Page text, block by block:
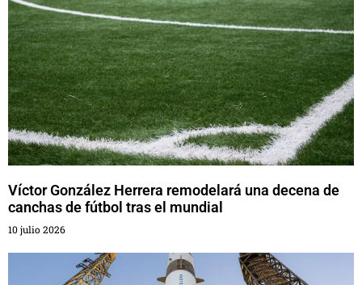
Víctor González Herrera remodelará una decena de
canchas de fútbol tras el mundial
10 julio 2026